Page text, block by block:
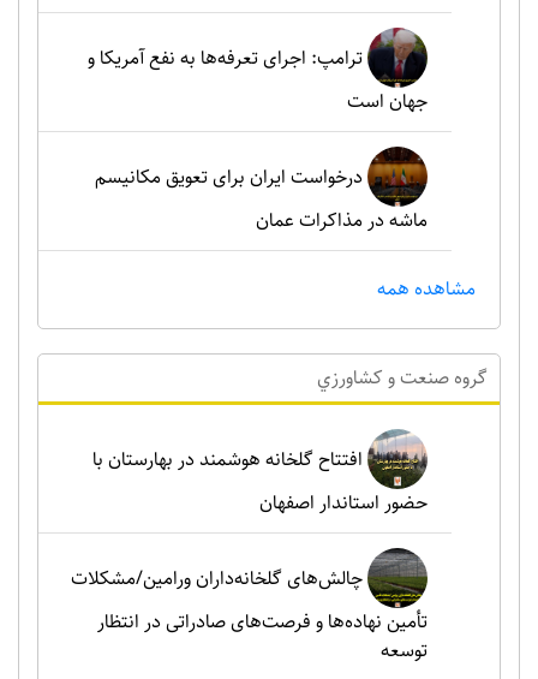
ترامپ: اجرای تعرفه‌ها به نفع آمریکا و
جهان است
درخواست ایران برای تعویق مکانیسم
ماشه در مذاکرات عمان
مشاهده همه
گروه صنعت و کشاورزي
افتتاح گلخانه هوشمند در بهارستان با
حضور استاندار اصفهان
چالش‌های گلخانه‌داران ورامین/مشکلات
تأمین نهاده‌ها و فرصت‌های صادراتی در انتظار
توسعه